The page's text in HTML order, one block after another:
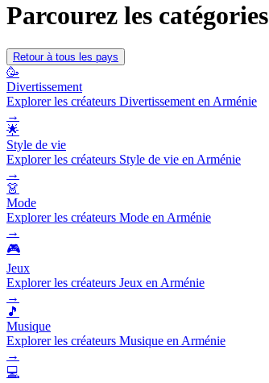
Parcourez les
Retour à tous les pays
🥳
Divertissement
Explorer les créateurs Divertissement en Arménie
→
🌟
Style de vie
Explorer les créateurs Style de vie en Arménie
→
👗
Mode
Explorer les créateurs Mode en Arménie
→
🎮
Jeux
Explorer les créateurs Jeux en Arménie
→
🎵
Musique
Explorer les créateurs Musique en Arménie
→
💻